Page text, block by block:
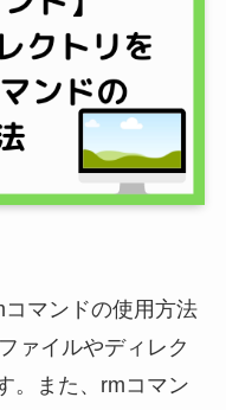
マンドの使用方法
ァイルやディレク
。また、rmコマン